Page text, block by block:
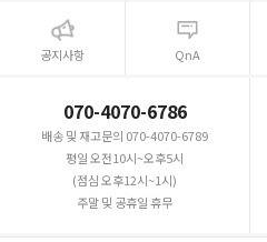
공지사항 QnA
070-4070-6786
배송 및 재고문의 070-4070-6789
평일 오전10시~오후5시
(점심 오후12시~1시)
주말 및 공휴일 휴무